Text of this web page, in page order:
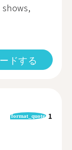
ドする
format_quote 1